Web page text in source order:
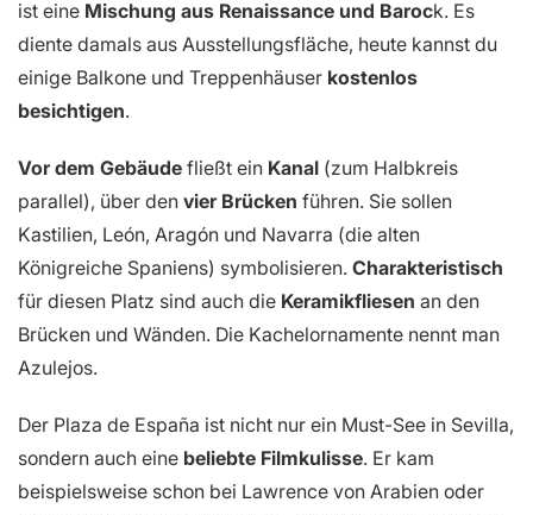
ist eine Mischung aus Renaissance und Barock. Es
diente damals aus Ausstellungsfläche, heute kannst du
einige Balkone und Treppenhäuser kostenlos
besichtigen.
Vor dem Gebäude fließt ein Kanal (zum Halbkreis
parallel), über den vier Brücken führen. Sie sollen
Kastilien, León, Aragón und Navarra (die alten
Königreiche Spaniens) symbolisieren. Charakteristisch
für diesen Platz sind auch die Keramikfliesen an den
Brücken und Wänden. Die Kachelornamente nennt man
Azulejos.
Der Plaza de España ist nicht nur ein Must-See in Sevilla,
sondern auch eine beliebte Filmkulisse. Er kam
beispielsweise schon bei Lawrence von Arabien oder